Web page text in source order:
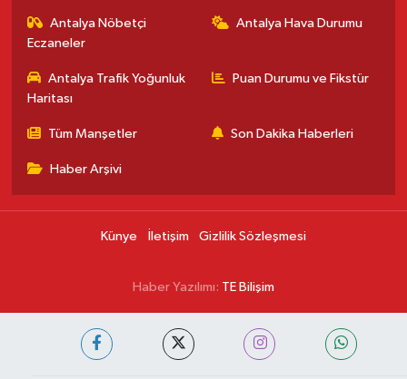
Antalya Nöbetçi
Eczaneler
Antalya Hava Durumu
Antalya Trafik Yoğunluk
Haritası
Puan Durumu ve Fikstür
Tüm Manşetler Son Dakika Haberleri
Haber Arşivi
Künye İletişim Gizlilik Sözleşmesi
Haber Yazılımı: TE Bilişim